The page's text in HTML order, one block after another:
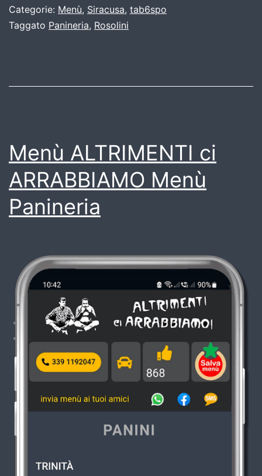
Categorie: Menù, Siracusa, tab6spo
Taggato Panineria, Rosolini
Menù ALTRIMENTI ci
ARRABBIAMO Menù
Panineria